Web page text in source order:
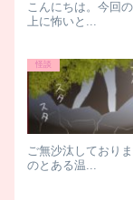
こんにちは。今回
上に怖いと...
怪談
ご無沙汰しており
のとある温...